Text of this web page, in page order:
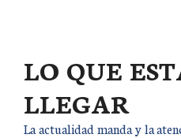
LO QUE
LLEGAR
La actualidad manda y la